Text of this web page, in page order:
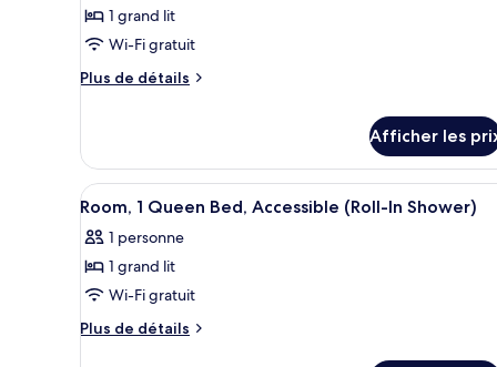
de
chambre :
Chambre,
lit,
accessible
aux
personnes
à
mobilité
réduite
(Roll-
1 grand lit
Wi-Fi gratuit
Plus de détails
Plus
Chambre,
grand
lit,
accessible
aux
personnes
à
réduite
Afficher les
Afficher
toutes
les
photos
pour
ce
Un bureau avec une lampe,
1
Room, 1 Queen Bed, Accessible (Roll-In Shower)
1 personne
1 grand lit
Wi-Fi gratuit
Plus de détails
Plus